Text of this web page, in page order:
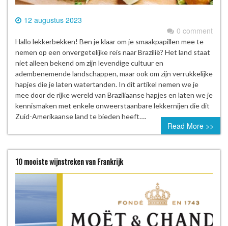
12 augustus 2023
0 comment
Hallo lekkerbekken! Ben je klaar om je smaakpapillen mee te
nemen op een onvergetelijke reis naar Brazilië? Het land staat
niet alleen bekend om zijn levendige cultuur en
adembenemende landschappen, maar ook om zijn verrukkelijke
hapjes die je laten watertanden. In dit artikel nemen we je
mee door de rijke wereld van Braziliaanse hapjes en laten we je
kennismaken met enkele onweerstaanbare lekkernijen die dit
Zuid-Amerikaanse land te bieden heeft….
Read More >>
10 mooiste wijnstreken van Frankrijk